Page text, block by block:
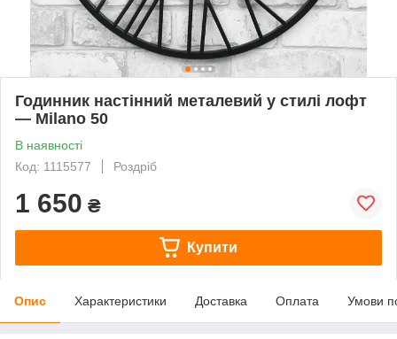
Годинник настінний металевий у стилі лофт
— Milano 50
В наявності
Код: 1115577
Роздріб
1 650 ₴
Купити
Опис Характеристики Доставка Оплата Умови